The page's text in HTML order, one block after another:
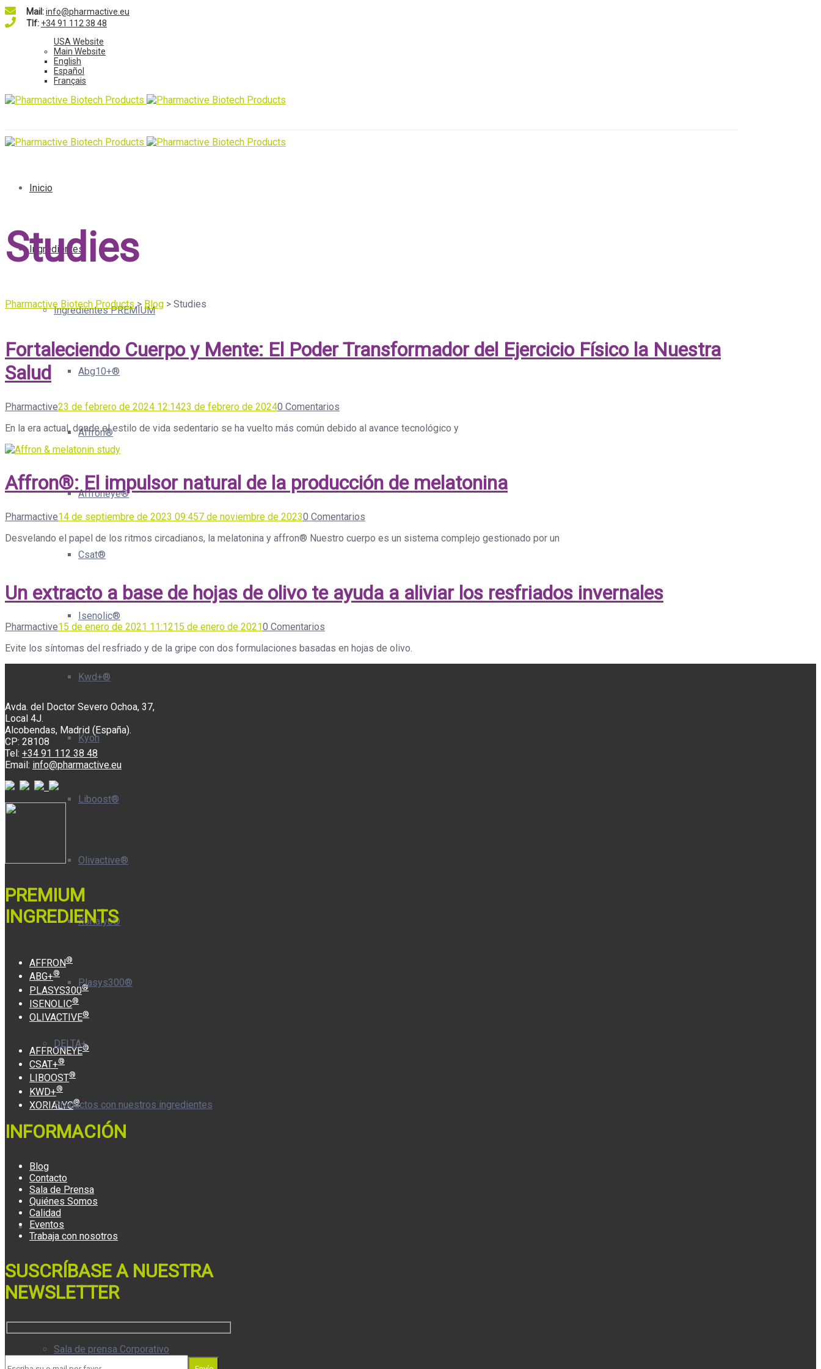
Mail:info@pharmactive.eu
Tlf: +34 91 112 38 48
USA Website
Main Website
English
Español
Français
Inicio
Ingredientes
Ingredientes PREMIUM
Abg10+®
Affron®
Affroneye®
Csat®
Isenolic®
Kwd+®
Kyoh
Liboost®
Olivactive®
Xorialyc®
Plasys300®
DELTA+
Productos con nuestros ingredientes
Calidad
Blog
Prensa
Sala de prensa Corporativo
Studies
Pharmactive Biotech Products> Blog > Studies
Fortaleciendo Cuerpo y Mente: El Poder Transformador del Ejercicio Físico la Nuestra
Salud
Pharmactive23 de febrero de 2024 12:1423 de febrero de 20240 Comentarios
En la era actual, donde el estilo de vida sedentario se ha vuelto más común debido al avance tecnológico y
Affron®: El impulsor natural de la producción de melatonina
Pharmactive14 de septiembre de 2023 09:457 de noviembre de 20230 Comentarios
Desvelando el papel de los ritmos circadianos, la melatonina y affron® Nuestro cuerpo es un sistema complejo gestionado por un
Un extracto a base de hojas de olivo te ayuda a aliviar los resfriados invernales
Pharmactive15 de enero de 2021 11:1215 de enero de 20210 Comentarios
Evite los síntomas del resfriado y de la gripe con dos formulaciones basadas en hojas de olivo.
Avda. del Doctor Severo Ochoa, 37,
Local 4J.
Alcobendas, Madrid (España).
CP: 28108
Tel: +34 91 112 38 48
Email: info@pharmactive.eu
PREMIUM
INGREDIENTS
AFFRON®
ABG+®
PLASYS300®
ISENOLIC®
OLIVACTIVE®
AFFRONEYE®
CSAT+®
LIBOOST®
KWD+®
XORIALYC®
INFORMACIÓN
Blog
Contacto
Sala de Prensa
Quiénes Somos
Calidad
Eventos
Trabaja con nosotros
SUSCRÍBASE A NUESTRA
NEWSLETTER